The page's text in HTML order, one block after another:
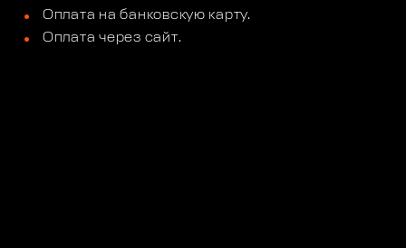
Оплата на банковскую карту.
Оплата через сайт.